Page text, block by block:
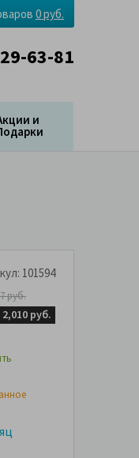
0 руб.
63-81
и
101594
руб.
2,010 руб.